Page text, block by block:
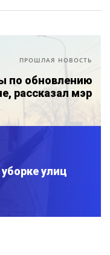
ПРОШЛАЯ НОВОСТЬ
по обновлению
рассказал мэр
улиц